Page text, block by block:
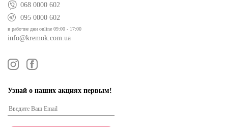
068 0000 602
095 0000 602
в рабочие дни online 09:00 - 17:00
info@kremok.com.ua
Узнай о наших акциях первым!